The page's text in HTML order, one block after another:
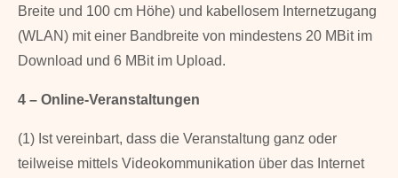
Breite und 100 cm Höhe) und kabellosem Internetzugang
(WLAN) mit einer Bandbreite von mindestens 20 MBit im
Download und 6 MBit im Upload.
4 – Online-Veranstaltungen
(1) Ist vereinbart, dass die Veranstaltung ganz oder
teilweise mittels Videokommunikation über das Internet